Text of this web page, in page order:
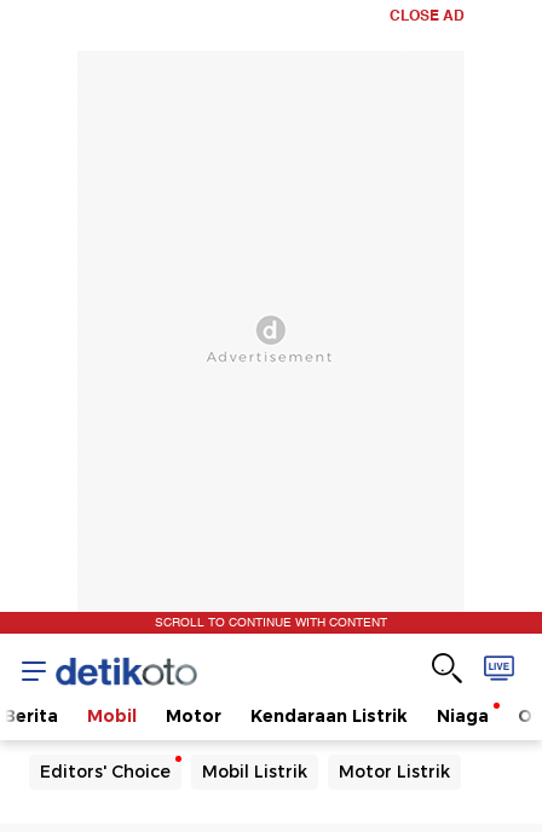
CLOSE AD
SCROLL TO CONTINUE WITH CONTENT
Berita Mobil Motor Kendaraan Listrik Niaga
Editors' Choice Mobil Listrik Motor Listrik